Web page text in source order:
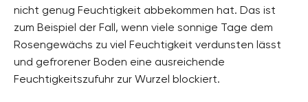
nicht genug Feuchtigkeit abbekommen hat. Das ist
zum Beispiel der Fall, wenn viele sonnige Tage dem
Rosengewächs zu viel Feuchtigkeit verdunsten lässt
und gefrorener Boden eine ausreichende
Feuchtigkeitszufuhr zur Wurzel blockiert.